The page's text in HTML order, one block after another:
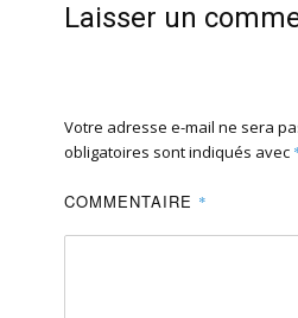
Laisser un
Votre adresse e-mail ne sera
obligatoires sont indiqués avec
COMMENTAIRE *